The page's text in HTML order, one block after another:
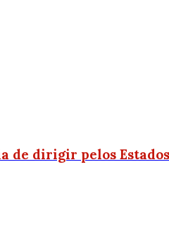
de dirigir pelos